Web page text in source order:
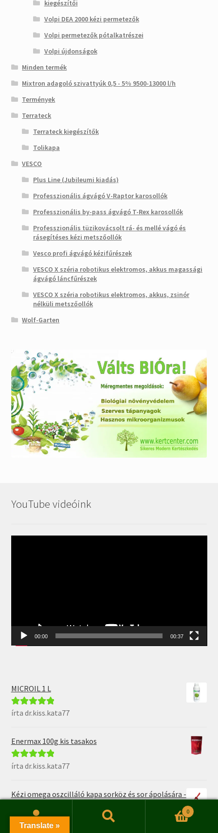
kiegészítői
Volpi DEA 2000 kézi permetezők
Volpi permetezők pótalkatrészei
Volpi újdonságok
Minden termék
Mixtron adagoló szivattyúk 0,5 - 5% 9500-13000 l/h
Termények
Terrateck
Terrateck kiegészítők
Tolikapa
VESCO
Plus Line (Jubileumi kiadás)
Professzionális ágvágó V-Raptor karosollók
Professzionális by-pass ágvágó T-Rex karosollók
Professzionális tüzikovácsolt rá- és mellé vágó és
rásegítéses kézi metszőollók
Vesco profi ágvágó kézifűrészek
VESCO X széria robotikus elektromos, akkus magassági
ágvágó láncfűrészek
VESCO X széria robotikus elektromos, akkus, zsinór
nélküli metszőollók
Wolf-Garten
YouTube videóink
00:00 00:37
MICROIL 1 L
Értékelés:5 /
írta dr.kiss.kata77
Enermax 100g kis tasakos
Értékelés:5 /
írta dr.kiss.kata77
Kézi omega oszcilláló kapa sorköz és sor ápolására -
Értékelés:5/
Keresés
Keresés
0
Translate »